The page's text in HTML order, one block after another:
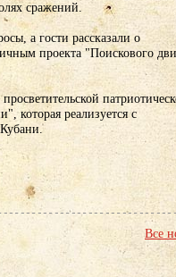
сражений.
а гости рассказали о
проекта "Поискового
которая реализуется с
Все